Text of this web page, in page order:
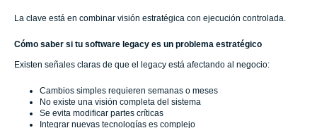
La clave está en combinar visión estratégica con ejecución controlada.
Cómo saber si tu software legacy es un problema estratégico
Existen señales claras de que el legacy está afectando al negocio:
Cambios simples requieren semanas o meses
No existe una visión completa del sistema
Se evita modificar partes críticas
Integrar nuevas tecnologías es complejo